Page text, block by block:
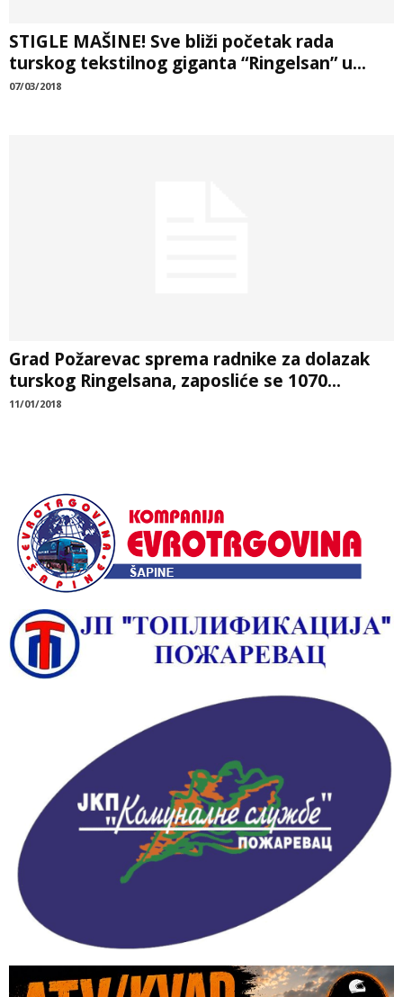
STIGLE MAŠINE! Sve bliži početak rada
turskog tekstilnog giganta “Ringelsan” u...
07/03/2018
Grad Požarevac sprema radnike za dolazak
turskog Ringelsana, zaposliće se 1070...
11/01/2018